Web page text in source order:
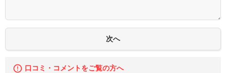
口コミ・コメントをご覧の方へ